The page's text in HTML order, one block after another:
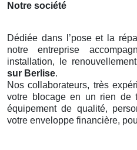
Notre société
Dédiée dans l’pose et la
notre entreprise
installation, le
sur Berlise.
Nos collaborateurs, très
votre blocage en un rien de
équipement de qualité,
votre enveloppe financière,